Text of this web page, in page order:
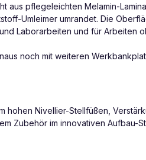
pflegeleichten Melamin-
Umleimer umrandet. Die
Laborarbeiten und für Arbeiten
noch mit weiteren
hohen Nivellier-Stellfüßen,
Zubehör im innovativen Aufbau-